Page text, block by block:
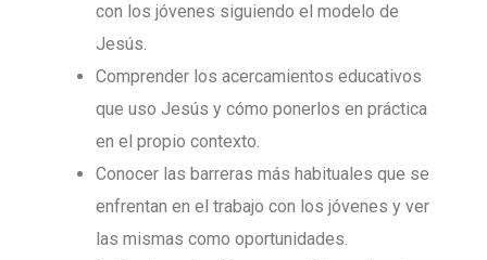
con los jóvenes siguiendo el modelo de
Jesús.
Comprender los acercamientos educativos
que uso Jesús y cómo ponerlos en práctica
en el propio contexto.
Conocer las barreras más habituales que se
enfrentan en el trabajo con los jóvenes y ver
las mismas como oportunidades.